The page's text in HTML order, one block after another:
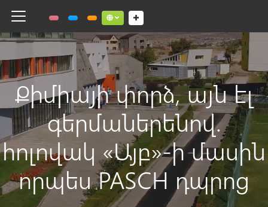
Toggle navigation Social links dropdown button
Քիմիայի փորձ, այն էլ
գերմաներենով.
հոլովակ «Այբ»-ի մասին
որպես PASCH դպրոց